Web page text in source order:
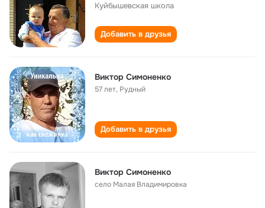
Куйбышевская школа
Добавить в друзья
Виктор Симоненко
57 лет, Рудный
Добавить в друзья
Виктор Симоненко
село Малая Владимировка